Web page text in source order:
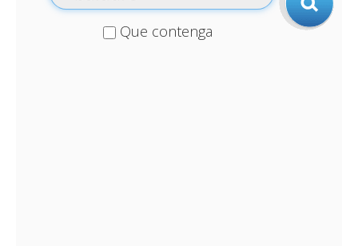
Que contenga